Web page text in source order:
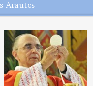
Arautos